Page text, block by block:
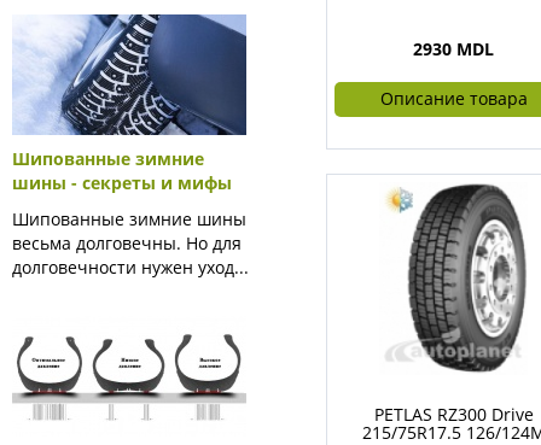
Шипованные зимние
шины - секреты и мифы
Шипованные зимние шины
весьма долговечны. Но для
долговечности нужен уход...
2930 MDL
Описание товара
PETLAS RZ300 Drive
215/75R17.5 126/